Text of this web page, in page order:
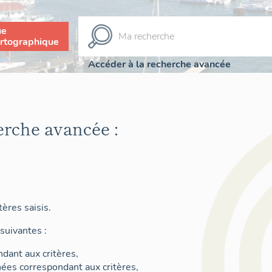
Accéder à la recherche avancée
avancée :
saisis.
:
aux critères,
correspondant aux critères,